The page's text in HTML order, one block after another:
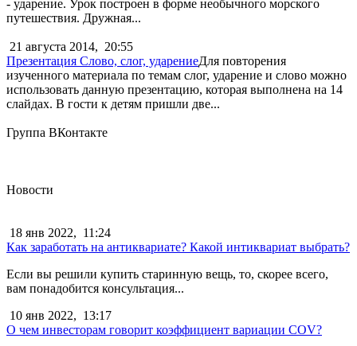
- ударение. Урок построен в форме необычного морского
путешествия. Дружная...
21 августа 2014, 20:55
Презентация Слово, слог, ударениеДля повторения
изученного материала по темам слог, ударение и слово можно
использовать данную презентацию, которая выполнена на 14
слайдах. В гости к детям пришли две...
Группа ВКонтакте
Новости
18 янв 2022, 11:24
Как заработать на антиквариате? Какой интиквариат выбрать?
Если вы решили купить старинную вещь, то, скорее всего,
вам понадобится консультация...
10 янв 2022, 13:17
О чем инвесторам говорит коэффициент вариации COV?